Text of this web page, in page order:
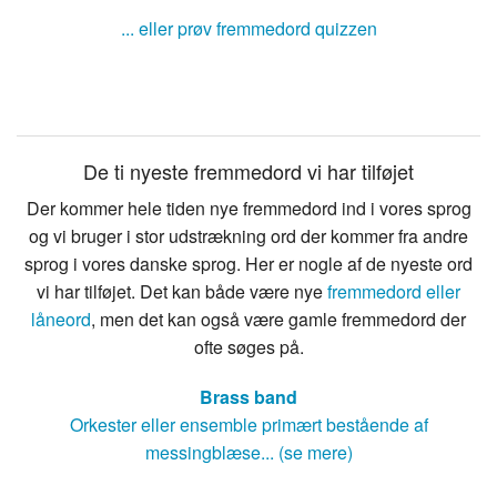
... eller prøv fremmedord quizzen
De ti nyeste fremmedord vi har tilføjet
Der kommer hele tiden nye fremmedord ind i vores sprog
og vi bruger i stor udstrækning ord der kommer fra andre
sprog i vores danske sprog. Her er nogle af de nyeste ord
vi har tilføjet. Det kan både være nyefremmedord eller
låneord, men det kan også være gamle fremmedord der
ofte søges på.
Brass band
Orkester eller ensemble primært bestående af
messingblæse... (se mere)